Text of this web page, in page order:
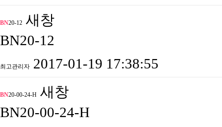
BN20-12 새창
BN20-12
최고관리자 2017-01-19 17:38:55
BN20-00-24-H 새창
BN20-00-24-H